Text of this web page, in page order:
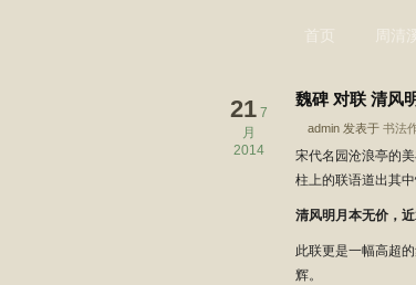
首页 周清
魏碑 对联 清风
admin 发表于 书法
21 7
月
2014
宋代名园沧浪亭的
柱上的联语道出其中
清风明月本无价，近
此联更是一幅高超
辉。